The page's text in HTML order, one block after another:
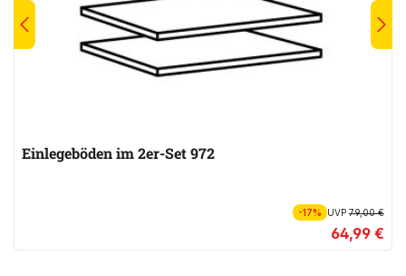
Einlegeböden im 2er-Set 972
-17% UVP79,00 €
64,99 €